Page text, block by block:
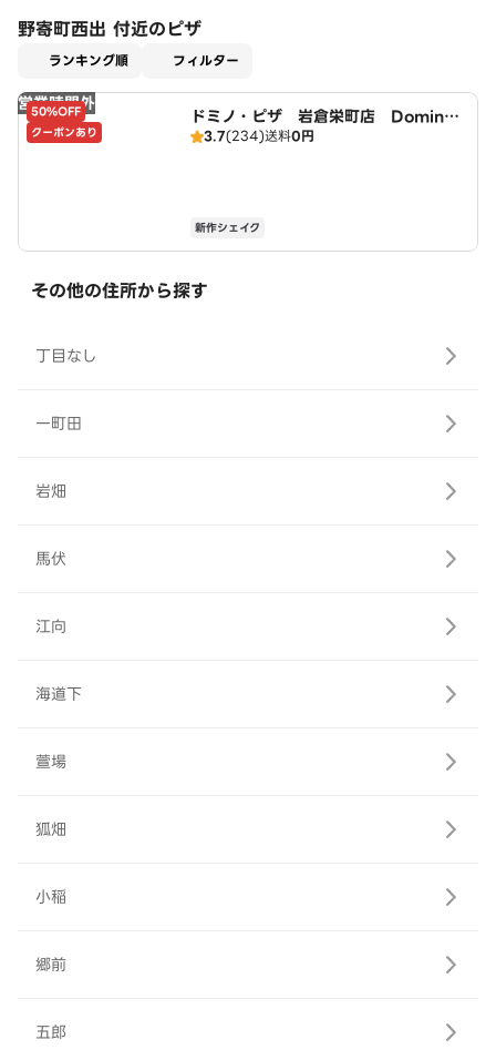
野寄町西出 付近のピザ
ランキング順 フィルター
営業時間外
50%OFF
クーポンあり
ドミノ・ピザ 岩倉栄町店 Domin
o's3.7(234)送料0円
新作シェイク
その他の住所から探す
丁目なし
一町田
岩畑
馬伏
江向
海道下
萱場
狐畑
小稲
郷前
五郎